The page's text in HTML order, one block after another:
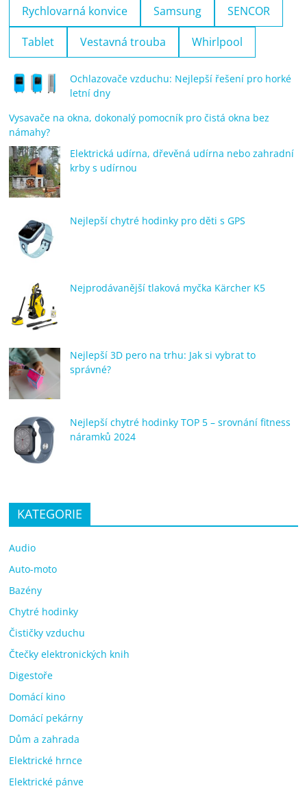
Rychlovarná konvice Samsung SENCOR
Tablet Vestavná trouba Whirlpool
Ochlazovače vzduchu: Nejlepší řešení pro horké
letní dny
Vysavače na okna, dokonalý pomocník pro čistá okna bez
námahy?
Elektrická udírna, dřevěná udírna nebo zahradní
krby s udírnou
Nejlepší chytré hodinky pro děti s GPS
Nejprodávanější tlaková myčka Kärcher K5
Nejlepší 3D pero na trhu: Jak si vybrat to
správné?
Nejlepší chytré hodinky TOP 5 – srovnání fitness
náramků 2024
KATEGORIE
Audio
Auto-moto
Bazény
Chytré hodinky
Čističky vzduchu
Čtečky elektronických knih
Digestoře
Domácí kino
Domácí pekárny
Dům a zahrada
Elektrické hrnce
Elektrické pánve